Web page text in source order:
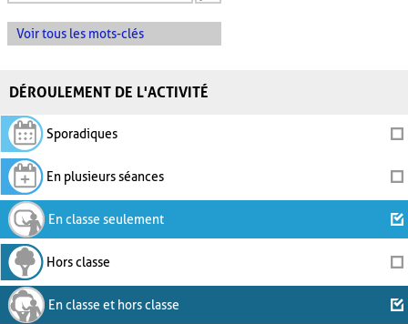
Voir tous les mots-clés
DÉROULEMENT DE L'ACTIVITÉ
Sporadiques
En plusieurs séances
En classe seulement
Hors classe
En classe et hors classe